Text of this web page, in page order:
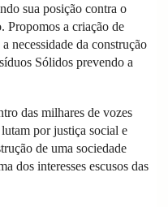
sua posição contra o
Propomos a criação de
necessidade da construção
Sólidos prevendo a
das milhares de vozes
por justiça social e
de uma sociedade
dos interesses escusos das